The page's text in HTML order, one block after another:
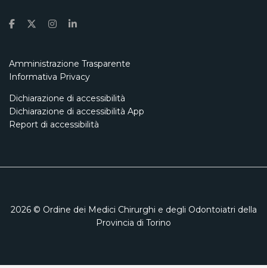
Amministrazione Trasparente
Informativa Privacy
Dichiarazione di accessibilità
Dichiarazione di accessibilità App
Report di accessibilità
2026© Ordine dei Medici Chirurghi e degli Odontoiatri della
Provincia di Torino